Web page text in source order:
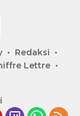
Redaksi
Lettre